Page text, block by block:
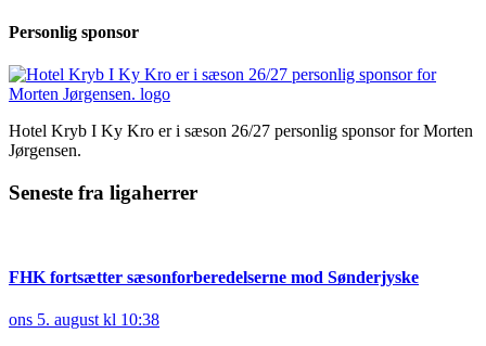
Personlig sponsor
Hotel Kryb I Ky Kro er i sæson 26/27 personlig sponsor for Morten
Jørgensen.
Seneste fra ligaherrer
FHK fortsætter sæsonforberedelserne mod Sønderjyske
ons 5. august kl 10:38